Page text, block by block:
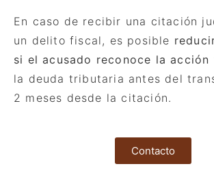
En caso de recibir una citación
un delito fiscal, es posible
si el acusado reconoce la acción
la deuda tributaria antes del
2 meses desde la citación.
Contacto